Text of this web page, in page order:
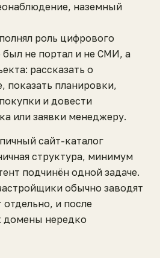
наземный
роль цифрового
не портал и не СМИ, а
рассказать о
показать планировки,
и довести
или заявки менеджеру.
сайт-каталог
структура, минимум
подчинён одной задаче.
обычно заводят
и после
домены нередко